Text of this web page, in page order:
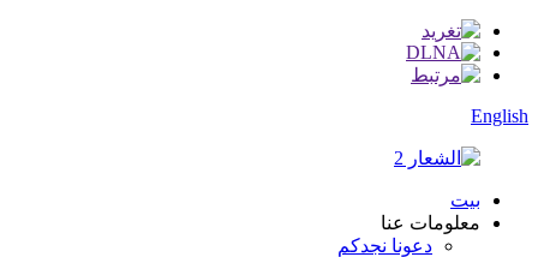
English
بيت
معلومات عنا
دعونا نجدكم